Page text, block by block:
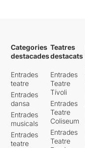
Categories
destacades
Entrades
teatre
Entrades
dansa
Entrades
musicals
Entrades
teatre
Teatres
destacats
Entrades
Teatre
Tívoli
Entrades
Teatre
Coliseum
Entrades
Teatre